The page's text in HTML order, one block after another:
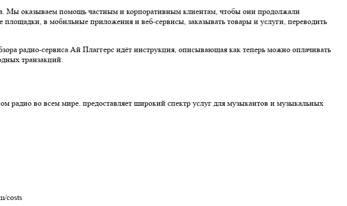
Мы оказываем помощь частным и корпоративным клиентам, чтобы они продолжали
в мобильные приложения и веб-сервисы, заказывать товары и услуги, переводить
радио-сервиса Ай Плаггерс идёт инструкция, описывающая как теперь можно оплачивать
транзакций.
во всем мире. предоставляет широкий спектр услуг для музыкантов и музыкальных
costs